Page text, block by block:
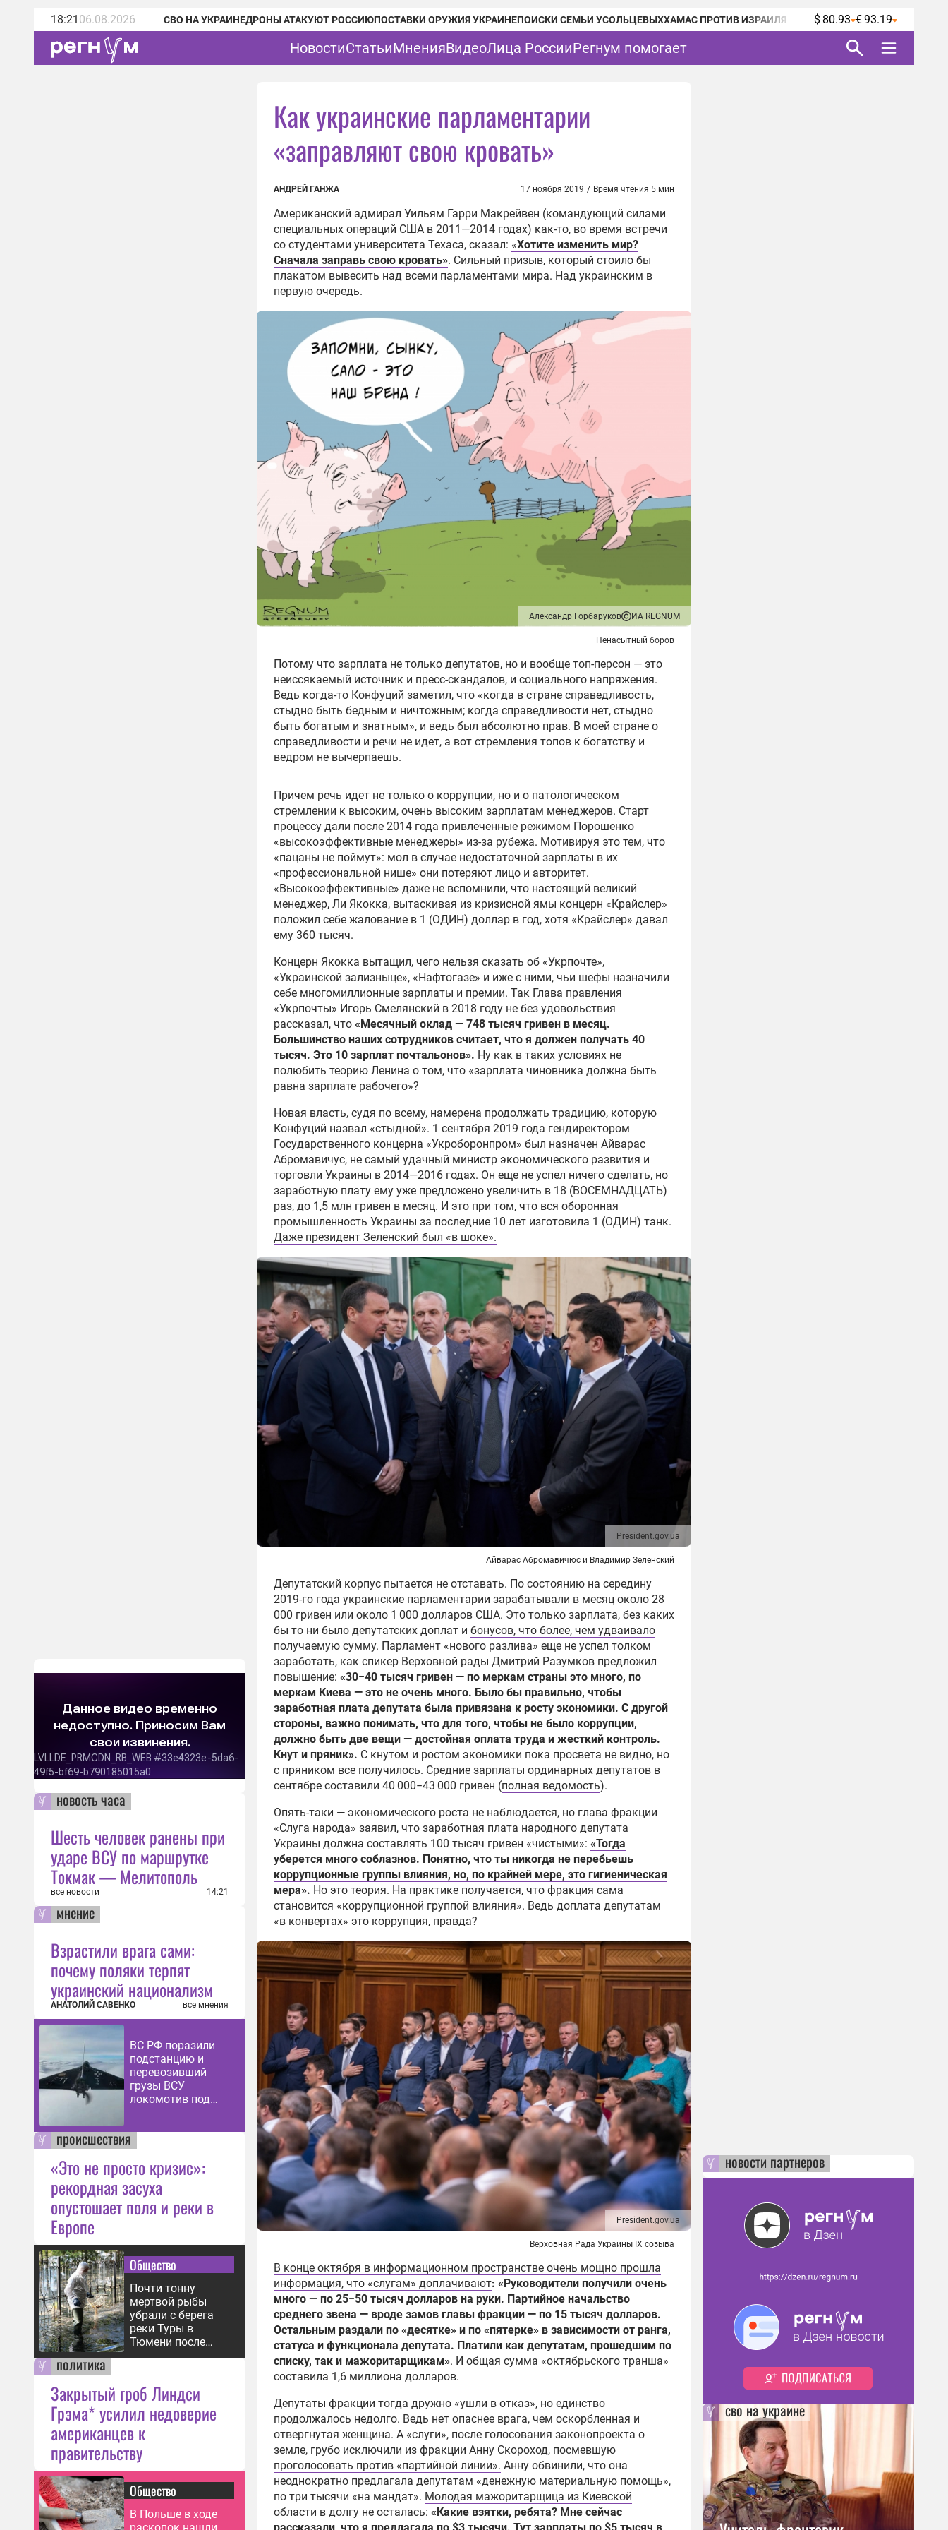
18:21 06.08.2026 СВО НА УКРАИНЕДРОНЫ АТАКУЮТ РОССИЮПОСТАВКИ ОРУЖИЯ УКРАИНЕПОИСКИ СЕМЬИ УСОЛЬЦЕВЫХХАМАС ПРОТИВ ИЗРАИЛЯ $ 80.93 € 93.19
НовостиСтатьиМненияВидеоЛица РоссииРегнум помогает
новость часа
Шесть человек ранены при
ударе ВСУ по маршрутке
Токмак — Мелитополь
все новости 14:21
мнение
Взрастили врага сами:
почему поляки терпят
украинский национализм
АНАТОЛИЙ САВЕНКО все мнения
ВС РФ поразили
подстанцию и
перевозивший
грузы ВСУ
локомотив под
происшествия
«Это не просто кризис»:
рекордная засуха
опустошает поля и реки в
Европе
Общество
Почти тонну
мертвой рыбы
убрали с берега
реки Туры в
Тюмени после
паводка
политика
Закрытый гроб Линдси
Грэма* усилил недоверие
американцев к
правительству
Общество
В Польше в ходе
Как украинские парламентарии
«заправляют свою кровать»
АНДРЕЙ ГАНЖА 17 ноября 2019 / Время чтения 5 мин
Американский адмирал Уильям Гарри Макрейвен (командующий силами
специальных операций США в 2011—2014 годах) как-то, во время встречи
со студентами университета Техаса, сказал: «Хотите изменить мир?
Сначала заправь свою кровать». Сильный призыв, который стоило бы
плакатом вывесить над всеми парламентами мира. Над украинским в
первую очередь.
Александр Горбаруков ИА REGNUM
Ненасытный боров
Потому что зарплата не только депутатов, но и вообще топ-персон — это
неиссякаемый источник и пресс-скандалов, и социального напряжения.
Ведь когда-то Конфуций заметил, что «когда в стране справедливость,
стыдно быть бедным и ничтожным; когда справедливости нет, стыдно
быть богатым и знатным», и ведь был абсолютно прав. В моей стране о
справедливости и речи не идет, а вот стремления топов к богатству и
ведром не вычерпаешь.
Причем речь идет не только о коррупции, но и о патологическом
стремлении к высоким, очень высоким зарплатам менеджеров. Старт
процессу дали после 2014 года привлеченные режимом Порошенко
«высокоэффективные менеджеры» из-за рубежа. Мотивируя это тем, что
«пацаны не поймут»: мол в случае недостаточной зарплаты в их
«профессиональной нише» они потеряют лицо и авторитет.
«Высокоэффективные» даже не вспомнили, что настоящий великий
менеджер, Ли Якокка, вытаскивая из кризисной ямы концерн «Крайслер»
положил себе жалование в 1 (ОДИН) доллар в год, хотя «Крайслер» давал
ему 360 тысяч.
Концерн Якокка вытащил, чего нельзя сказать об «Укрпочте»,
«Украинской зализныце», «Нафтогазе» и иже с ними, чьи шефы назначили
себе многомиллионные зарплаты и премии. Так Глава правления
«Укрпочты» Игорь Смелянский в 2018 году не без удовольствия
рассказал, что «Месячный оклад — 748 тысяч гривен в месяц.
Большинство наших сотрудников считает, что я должен получать 40
тысяч. Это 10 зарплат почтальонов». Ну как в таких условиях не
полюбить теорию Ленина о том, что «зарплата чиновника должна быть
равна зарплате рабочего»?
Новая власть, судя по всему, намерена продолжать традицию, которую
Конфуций назвал «стыдной». 1 сентября 2019 года гендиректором
Государственного концерна «Укроборонпром» был назначен Айварас
Абромавичус, не самый удачный министр экономического развития и
торговли Украины в 2014—2016 годах. Он еще не успел ничего сделать, но
заработную плату ему уже предложено увеличить в 18 (ВОСЕМНАДЦАТЬ)
раз, до 1,5 млн гривен в месяц. И это при том, что вся оборонная
промышленность Украины за последние 10 лет изготовила 1 (ОДИН) танк.
Даже президент Зеленский был «в шоке».
President.gov.ua
Айварас Абромавичюс и Владимир Зеленский
Депутатский корпус пытается не отставать. По состоянию на середину
2019-го года украинские парламентарии зарабатывали в месяц около 28
000 гривен или около 1 000 долларов США. Это только зарплата, без каких
бы то ни было депутатских доплат и бонусов, что более, чем удваивало
получаемую сумму. Парламент «нового разлива» еще не успел толком
заработать, как спикер Верховной рады Дмитрий Разумков предложил
повышение: «30−40 тысяч гривен — по меркам страны это много, по
меркам Киева — это не очень много. Было бы правильно, чтобы
заработная плата депутата была привязана к росту экономики. С другой
стороны, важно понимать, что для того, чтобы не было коррупции,
должно быть две вещи — достойная оплата труда и жесткий контроль.
Кнут и пряник». С кнутом и ростом экономики пока просвета не видно, но
с пряником все получилось. Средние зарплаты ординарных депутатов в
сентябре составили 40 000−43 000 гривен (полная ведомость).
Опять-таки — экономического роста не наблюдается, но глава фракции
«Слуга народа» заявил, что заработная плата народного депутата
Украины должна составлять 100 тысяч гривен «чистыми»: «Тогда
уберется много соблазнов. Понятно, что ты никогда не перебьешь
коррупционные группы влияния, но, по крайней мере, это гигиеническая
мера». Но это теория. На практике получается, что фракция сама
становится «коррупционной группой влияния». Ведь доплата депутатам
«в конвертах» это коррупция, правда?
President.gov.ua
Верховная Рада Украины IX созыва
В конце октября в информационном пространстве очень мощно прошла
информация, что «слугам» доплачивают: «Руководители получили очень
много — по 25−50 тысяч долларов на руки. Партийное начальство
среднего звена — вроде замов главы фракции — по 15 тысяч долларов.
Остальным раздали по «десятке» и по «пятерке» в зависимости от ранга,
статуса и функционала депутата. Платили как депутатам, прошедшим по
списку, так и мажоритарщикам». И общая сумма «октябрьского транша»
составила 1,6 миллиона долларов.
Депутаты фракции тогда дружно «ушли в отказ», но единство
продолжалось недолго. Ведь нет опаснее врага, чем оскорбленная и
отвергнутая женщина. А «слуги», после голосования законопроекта о
земле, грубо исключили из фракции Анну Скороход, посмевшую
проголосовать против «партийной линии». Анну обвинили, что она
неоднократно предлагала депутатам «денежную материальную помощь»,
по три тысячи «на мандат». Молодая мажоритарщица из Киевской
области в долгу не осталась: «Какие взятки, ребята? Мне сейчас
рассказали, что я предлагала по $3 тысячи. Тут зарплаты по $5 тысяч в
новости партнеров
сво на украине